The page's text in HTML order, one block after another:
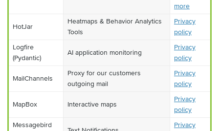
more
HotJar
Heatmaps & Behavior Analytics
Tools
Privacy
policy
Logfire
(Pydantic)
AI application monitoring
Privacy
policy
MailChannels
Proxy for our customers
outgoing mail
Privacy
policy
MapBox Interactive maps
Privacy
policy
Messagebird
Privacy